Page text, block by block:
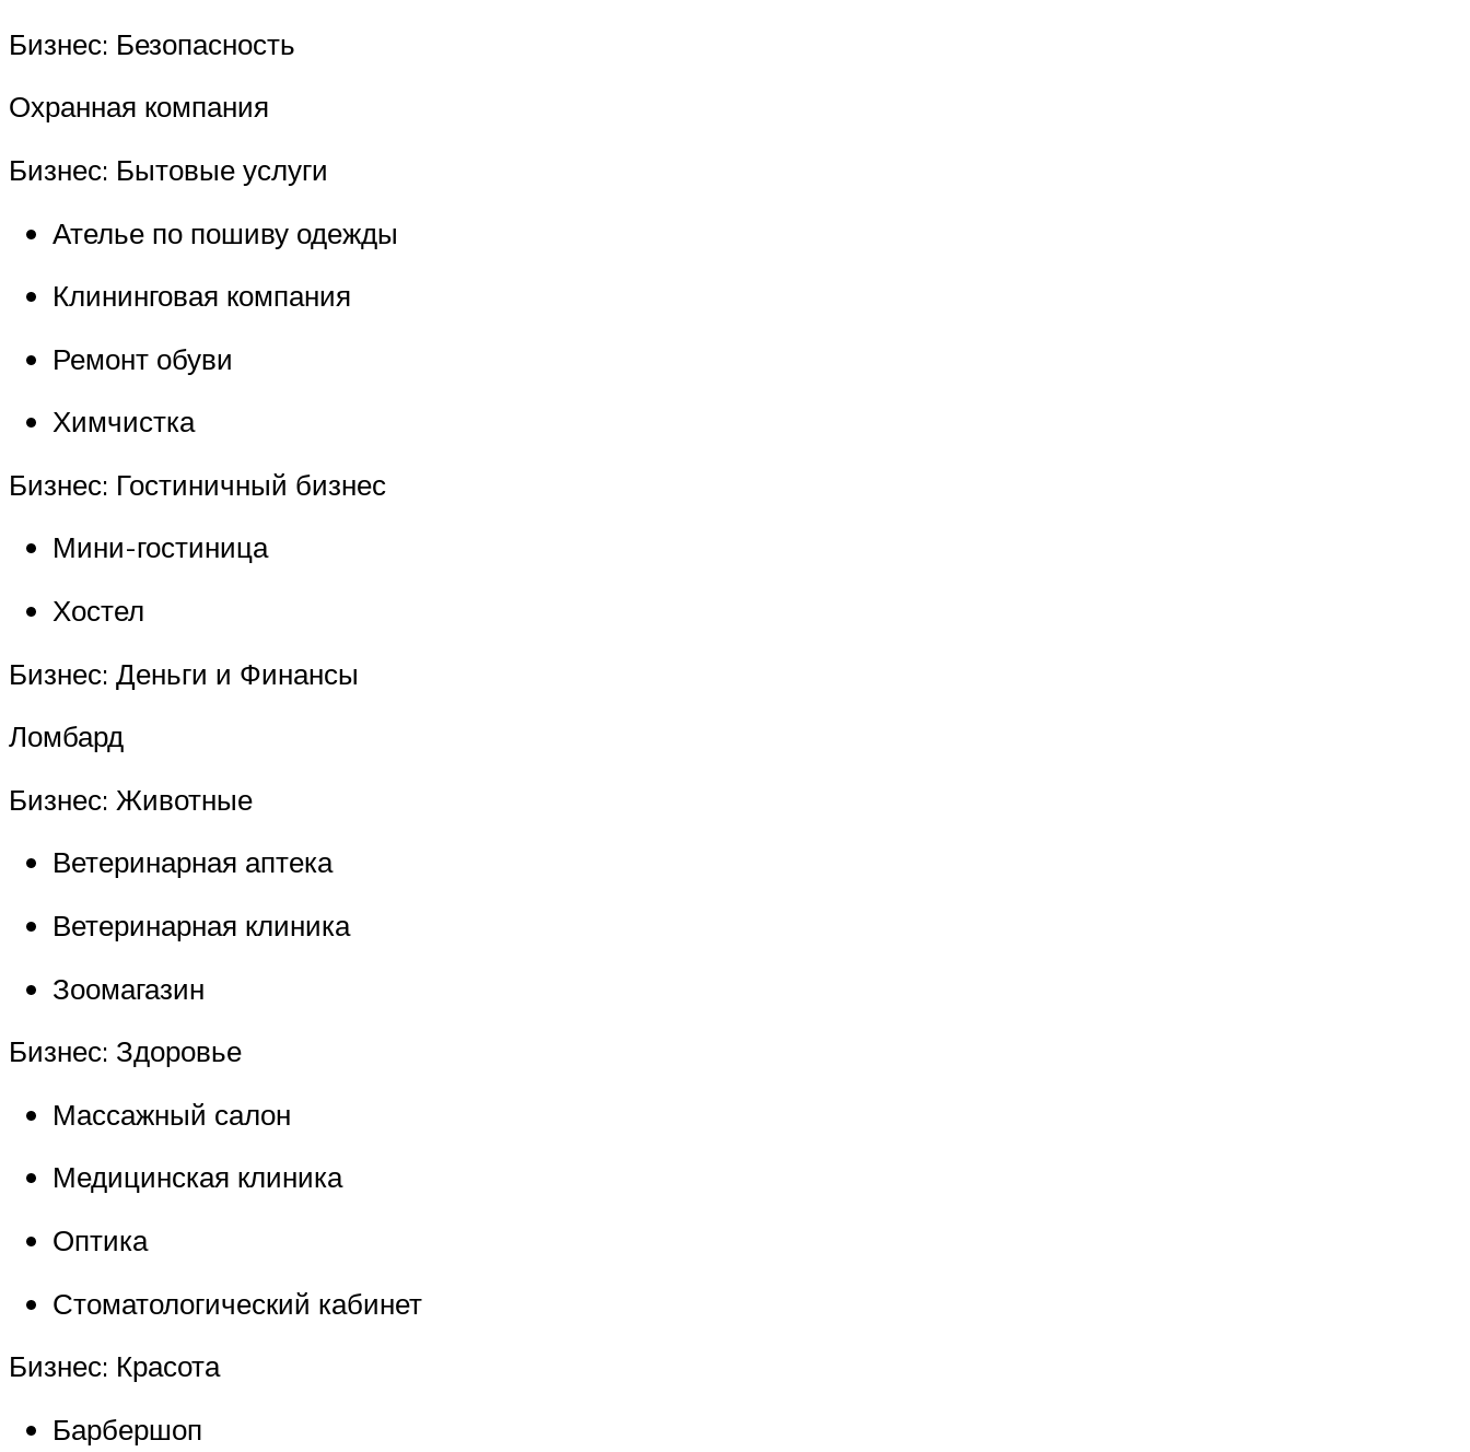
Бизнес: Безопасность
Охранная компания
Бизнес: Бытовые услуги
Ателье по пошиву одежды
Клининговая компания
Ремонт обуви
Химчистка
Бизнес: Гостиничный бизнес
Мини-гостиница
Хостел
Бизнес: Деньги и Финансы
Ломбард
Бизнес: Животные
Ветеринарная аптека
Ветеринарная клиника
Зоомагазин
Бизнес: Здоровье
Массажный салон
Медицинская клиника
Оптика
Стоматологический кабинет
Бизнес: Красота
Барбершоп